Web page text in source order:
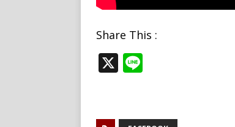
Share This :
X